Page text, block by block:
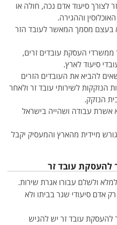
לצורך סיעוד אדם נכה, חולה או
וההגירה.
– ויזה ב'1, שהיא בעצם מסמך המאשר לעובד הזר
העסקת עובדים זרים,
סיעוד לארץ.
להביא את העובדים הזרים
הנזקקות לשירותי עובד זר ולאחר
הנזקק.
אשרת עבודה ושהייה בישראל
מיידית מהארץ והמעסיק יקבל
עובד זר
ולשלם עבורו אגרת שירות.
אדם סיעודי שגר בביתו ולא
עובד זר יש להגיש